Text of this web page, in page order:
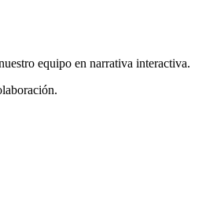
equipo en narrativa interactiva.